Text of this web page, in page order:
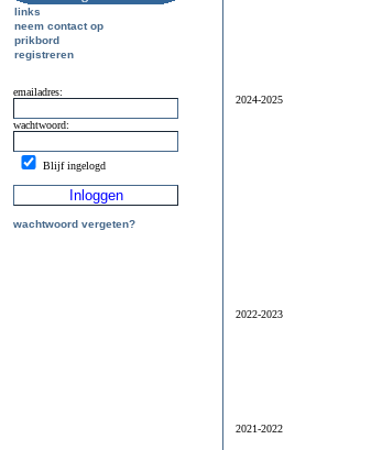
links
neem contact op
prikbord
registreren
emailadres:
wachtwoord:
Blijf ingelogd
wachtwoord vergeten?
2024-2025
2022-2023
2021-2022